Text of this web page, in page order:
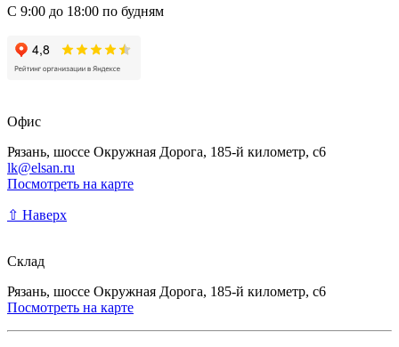
С 9:00 до 18:00 по будням
Офис
Рязань, шоссе Окружная Дорога, 185-й километр, с6
lk@elsan.ru
Посмотреть на карте
⇧ Наверх
Склад
Рязань, шоссе Окружная Дорога, 185-й километр, с6
Посмотреть на карте